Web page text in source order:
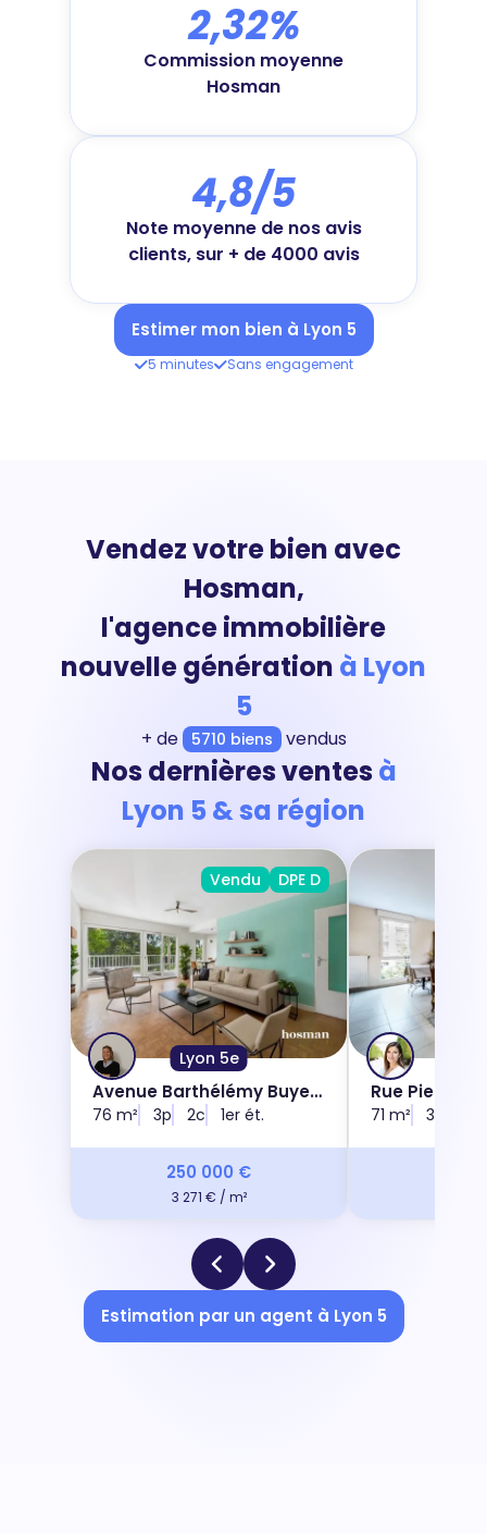
2,32%
Commission moyenne
Hosman
4,8/5
Note moyenne de nos avis
clients, sur + de 4000 avis
Estimer mon bien à Lyon 5
5 minutes Sans engagement
Vendez votre bien avec
Hosman,
l'agence immobilière
nouvelle génération à Lyon
5
+ de 5710 biens vendus
Nos dernières ventesà
Lyon 5 & sa région
Lyon 5e
Vendu DPE D
Avenue Barthélémy Buyer,
69005
76 m² 3p 2c 1er ét.
250 000 €
3 271 € / m²
Rue Pierre
71 m² 3p
Estimation par un agent à Lyon 5